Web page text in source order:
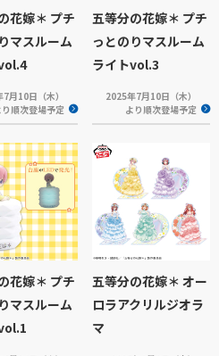
花嫁＊ プチ
マスルーム
月10日（木）
り順次登場予定
五等分の花嫁＊ プチ
っとのりマスルーム
ライトvol.3
2025年7月10日（木）
より順次登場予定
花嫁＊ プチ
マスルーム
五等分の花嫁＊ オー
ロラアクリルジオラ
マ